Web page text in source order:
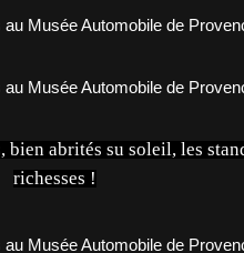
bien abrités su soleil, les
richesses !